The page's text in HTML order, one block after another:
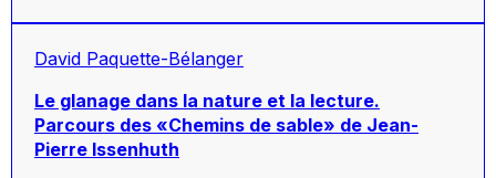
David Paquette-Bélanger
Le glanage dans la nature et la lecture.
Parcours des «Chemins de sable» de Jean-
Pierre Issenhuth